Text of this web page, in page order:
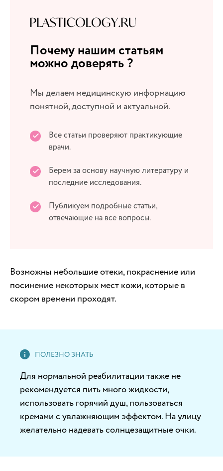
Почему нашим статьям
можно доверять ?
Мы делаем медицинскую информацию
понятной, доступной и актуальной.
Все статьи проверяют практикующие
врачи.
Берем за основу научную литературу и
последние исследования.
Публикуем подробные статьи,
отвечающие на все вопросы.
Возможны небольшие отеки, покраснение или
посинение некоторых мест кожи, которые в
скором времени проходят.
Для нормальной реабилитации также не
рекомендуется пить много жидкости,
использовать горячий душ, пользоваться
кремами с увлажняющим эффектом. На улицу
желательно надевать солнцезащитные очки.